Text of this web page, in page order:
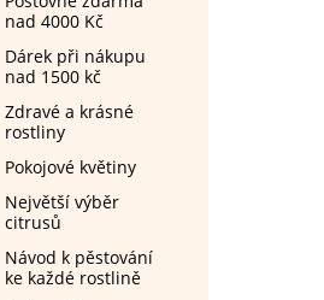
nad 4000 Kč
Dárek při nákupu
nad 1500 kč
Zdravé a krásné
rostliny
Pokojové květiny
Největší výběr
citrusů
Návod k pěstování
ke každé rostlině